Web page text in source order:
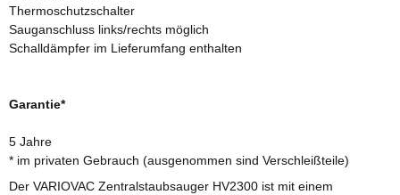
Thermoschutzschalter
Sauganschluss links/rechts möglich
Schalldämpfer im Lieferumfang enthalten
Garantie*
5 Jahre
* im privaten Gebrauch (ausgenommen sind Verschleißteile)
Der VARIOVAC Zentralstaubsauger HV2300 ist mit einem